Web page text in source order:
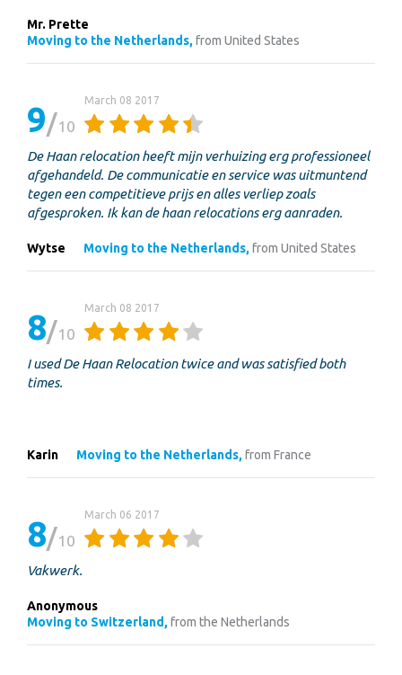
Mr. Prette
Moving to the Netherlands,from United States
9 10
March 08 2017
De Haan relocation heeft mijn verhuizing erg professioneel
afgehandeld. De communicatie en service was uitmuntend
tegen een competitieve prijs en alles verliep zoals
afgesproken. Ik kan de haan relocations erg aanraden.
Wytse Moving to the Netherlands,from United States
8 10
March 08 2017
I used De Haan Relocation twice and was satisfied both
times.
Karin Moving to the Netherlands,from France
8 10
March 06 2017
Vakwerk.
Anonymous
Moving to Switzerland,from the Netherlands